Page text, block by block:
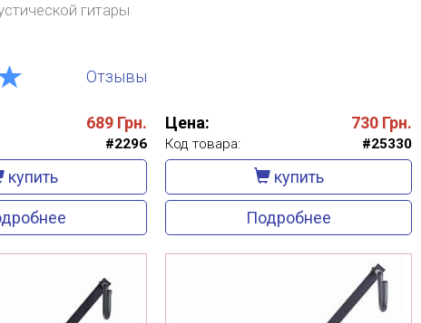
гитары
Отзывы
689 Грн.
#2296
купить
Цена: 730 Грн.
Код товара: #25330
купить
Подробнее